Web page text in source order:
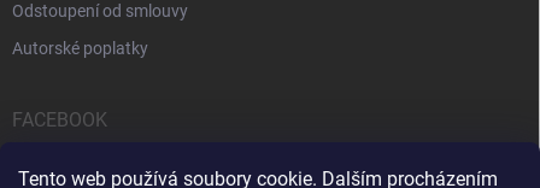
Tento web používá soubory cookie. Dalším procházením
Odstoupení od smlouvy
Autorské poplatky
FACEBOOK